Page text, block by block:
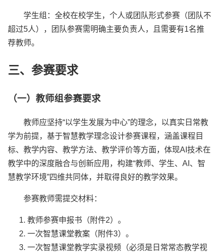
学生组：全校在校学生，个人或团队形式参赛（团队不
超过5人），团队参赛需明确主要负责人，且需要有1名推
荐教师。
三、参赛要求
（一）教师组参赛要求
教师应坚持“以学生发展为中心”的理念，以真实日常教
学为前提，基于智慧教学理念设计参赛课程，涵盖课程目
标、教学内容、教学方法、教学评价等方面，体现AI技术在
教学中的深度融合与创新应用，构建“教师、学生、AI、智
慧教学环境”四维共同体，并取得良好的教学效果。
参赛教师需提交材料：
教师参赛申报书（附件2）。
一次智慧课堂教案（附件3）。
一次智慧课堂教学实录视频（必须是日常常态教学视